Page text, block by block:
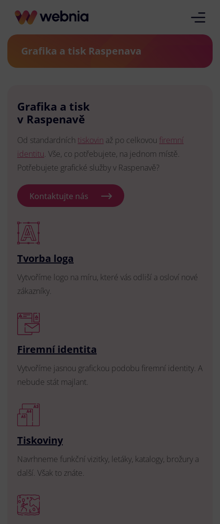
Grafika a tisk Raspenava
Grafika a tisk
v Raspenavě
Od standardních tiskovin až po celkovou firemní
identitu. Vše, co potřebujete, na jednom místě.
Potřebujete grafické služby v Raspenavě?
Kontaktujte nás
Tvorba loga
Vytvoříme logo na míru, které vás odliší a osloví nové
zákazníky.
Firemní identita
Vytvoříme jasnou grafickou podobu firemní identity. A
nebude stát majlant.
Tiskoviny
Navrhneme funkční vizitky, letáky, katalogy, brožury a
další. Však to znáte.